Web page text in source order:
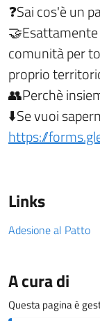
❓Sai cos'è un
🤝
comunità per
proprio
👥Perchè
⬇️Se vuoi
https://
Links
Adesione al Patto
A cura di
Questa pagina è